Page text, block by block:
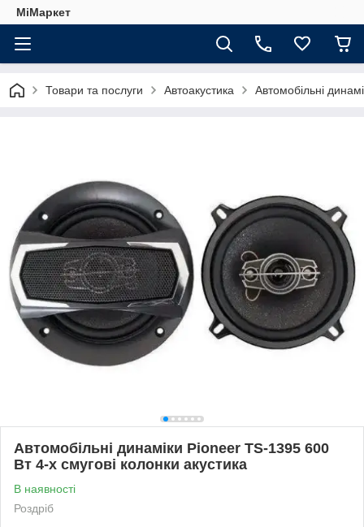
МіМаркет
Товари та послуги Автоакустика Автомобільні
Автомобільні динаміки Pioneer TS-1395 600
Вт 4-х смугові колонки акустика
В наявності
Роздріб